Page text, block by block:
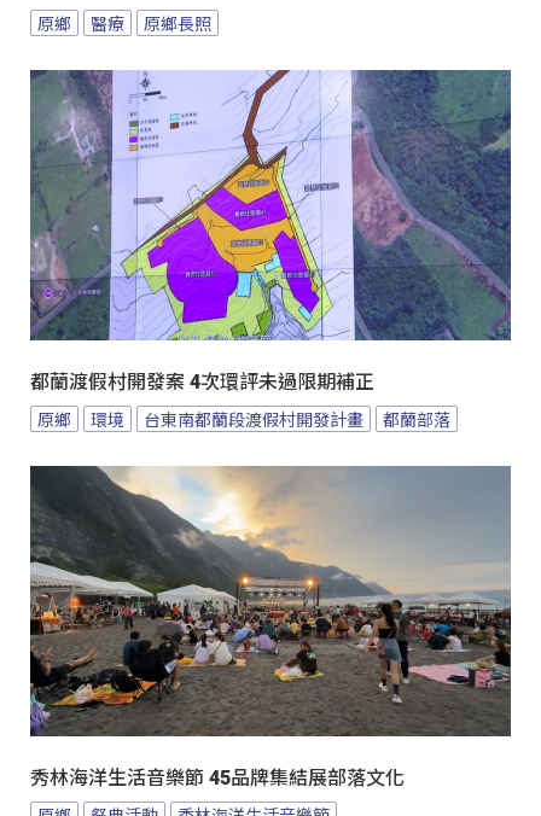
原鄉 醫療 原鄉長照
都蘭渡假村開發案 4次環評未過限期補正
原鄉 環境 台東南都蘭段渡假村開發計畫 都蘭部落
秀林海洋生活音樂節 45品牌集結展部落文化